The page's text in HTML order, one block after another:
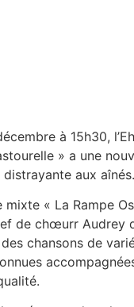
à 15h30,
» a une
aux aînés.
mixte « La Rampe
de chœurr Audrey
chansons de